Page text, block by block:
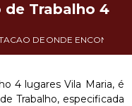
DE TRABALHO BAIA
ONDE ENCONTRO
de Trabalho 4
4 lugares Vila Maria, é
Trabalho, especificada